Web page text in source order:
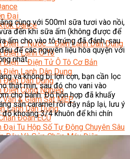
Đại
Dance
Điện – Nước – Điện Lạnh Dân Dụng
Điện Lạnh Ô Tô
Điện – Điện Tử Ô Tô Cơ Bản
Điện Lạnh Dân Dụng
Điện Dân Dụng
Điện Công Nghiệp
& Giám Sát MEP
Lạnh Dân Dụng
Đoán ECU
Đại Tu Hộp Số Tự Động Chuyên Sâu
Dây Và Sửa Chữa Máy Điện
Hệ Thống Điện Năng Lượng Mặt
cùng với 500ml sữa tươi vào nồi,
đến khi sữa ấm (không được để
ấm cho vào tô trứng đã đánh, sau
để các nguyên liệu hòa quyện với
nhất.
và không bị lợn cợn, bạn cần lọc
thật mịn, sau đó cho vani vào
cho bánh. Đổ hỗn hợp đã khuấy
sẵn caramel rồi đậy nắp lại, lưu ý
khoảng 3/4 khuôn để khi chín